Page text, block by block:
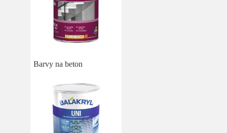
Barvy na beton